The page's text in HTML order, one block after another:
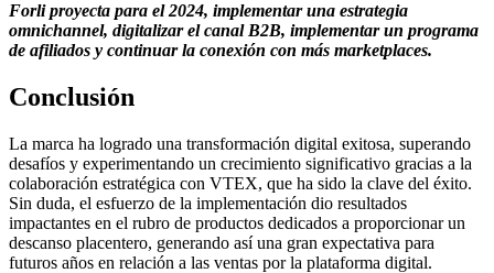
Forli proyecta para el 2024, implementar una estrategia
omnichannel, digitalizar el canal B2B, implementar un programa
de afiliados y continuar la conexión con más marketplaces.
Conclusión
La marca ha logrado una transformación digital exitosa, superando
desafíos y experimentando un crecimiento significativo gracias a la
colaboración estratégica con VTEX, que ha sido la clave del éxito.
Sin duda, el esfuerzo de la implementación dio resultados
impactantes en el rubro de productos dedicados a proporcionar un
descanso placentero, generando así una gran expectativa para
futuros años en relación a las ventas por la plataforma digital.